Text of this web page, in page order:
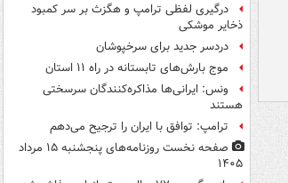
درگیری لفظی ترامپ و هگزث بر سر کمبود
ذخایر موشکی
دردسر جدید برای سرخپوشان
موج بارش‌های تابستانه در راه ۱۱ استان
ونس: ایرانی‌ها مذاکره‌کنندگان سرسختی
هستند
ترامپ: توافق با ایران را ترجیح می‌دهم
صفحه نخست روزنامه‌های پنجشنبه ۱۵ مرداد
۱۴۰۵